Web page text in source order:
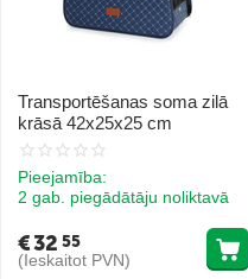
Transportēšanas soma zilā
krāsā 42x25x25 cm
Pieejamība:
2 gab. piegādātāju noliktavā
€32 55
(Ieskaitot PVN)